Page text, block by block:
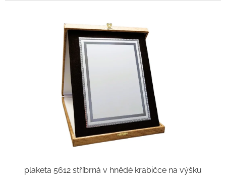
plaketa 5612 stříbrná v hnědé krabičce na výšku